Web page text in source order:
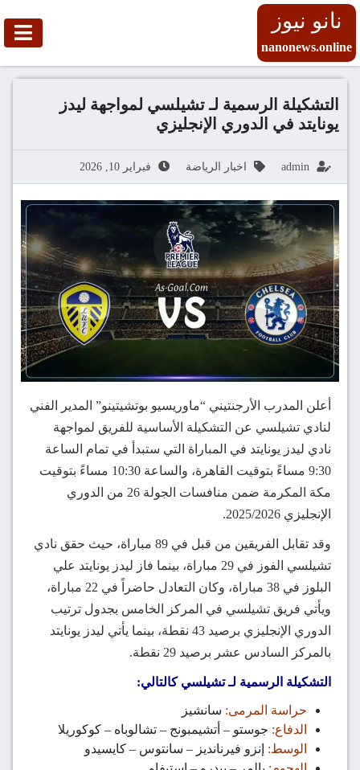
نانو نيوز
nanonews.online
التشكيلة الرسمية لـ تشيلسي لمواجهة ليدز
يونايتد في الدوري الإنجليزي
admin اخبار الرياضة فبراير 10, 2026
أعلن المدرب الأرجنتيني “ماوريسيو بوتشيتينو” المدير الفني
لنادي تشيلسي عن التشكيلة الأساسية للفريق لمواجهة
نادي ليدز يونايتد في المباراة التي ستبدأ في تمام الساعة
9:30 مساءً بتوقيت القاهرة، والساعة 10:30 مساءً بتوقيت
مكة المكرمة ضمن منافسات الجولة 26 من الدوري
الإنجليزي 2025/2026.
وقد تقابل الفريقين من قبل في 89 مباراة، حيث حقق نادي
تشيلسي الفوز في 29 مباراة، بينما فاز ليدز يونايتد علي
البلوز في 38 مباراة، وكان التعادل حاضراً في 22 مباراة،
ويأتي فريق تشيلسي في المركز الخامس بجدول ترتيب
الدوري الإنجليزي برصيد 43 نقطة، بينما يأتي ليدز يونايتد
بالمركز السادس عشر برصيد 29 نقطة.
التشكيلة الرسمية لـ تشيلسي كالتالي:
حراسة المرمى: سانشيز
الدفاع: جوستو – أتشيمبونج – تشالوباه – كوكوريلا
الوسط: إنزو فيرنانديز – سانتوس – كايسيدو